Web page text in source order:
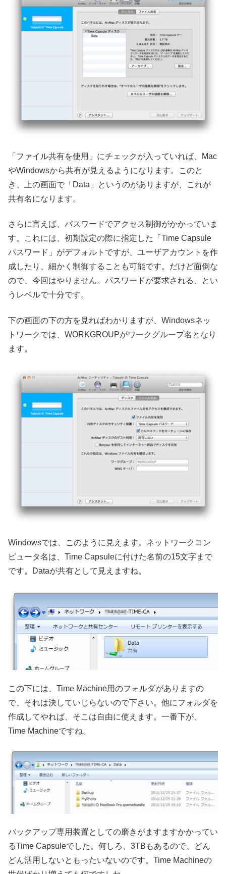
「ファイル共有を使用」にチェックが入っていれば、Mac
やWindowsから共有が見えるようになります。このと
き、上の画面で「Data」というのがありますが、これが
共有名になります。
さらに言えば、パスワードでアクセス制御がかかっていま
す。これには、初期設定の際に指定した「Time Capsule
パスワード」がデフォルトですが、ユーザアカウントを作
成したり、細かく制御することも可能です。だけど面倒な
ので、今回はやりません。パスワードが要求される、とい
うレベルで十分です。
下の画面の下の方を見ればわかりますが、Windowsネッ
トワークでは、WORKGROUPがワークグループ名となり
ます。
Windowsでは、このように見えます。ネットワークコン
ピュータ名は、Time Capsuleに付けた名前の15文字まで
です。Dataが共有として見えますね。
この下には、Time Machine用のフォルダがありますの
で、それは決していじらないので下さい。他にフォルダを
作成してやれば、そこは自由に使えます。一番下が、
Time Machineですね。
バックアップ専用装置としての磨きがますますかかってい
るTime Capsuleでした。何しろ、3TBもあるので、どん
どん活用しないともったいないのです。Time Machineの